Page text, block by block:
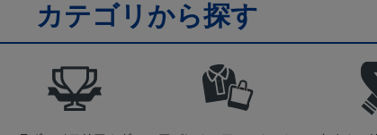
カテゴリから探す